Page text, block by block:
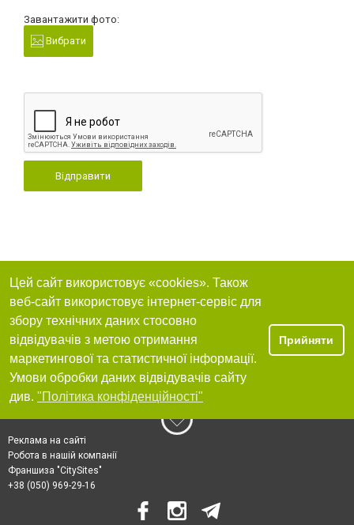
Завантажити фото:
Вибрати
Відправити
Цей сайт використовує «cookies». Також
веб-сайт використовує інтернет-сервіс для
збору технічних даних стосовно
відвідувачів з метою отримання
маркетингової та статистичної інформації.
Умови обробки даних відвідувачів сайту
див. "Політика конфіденційності"
Прийняти
Реклама на сайті
Робота в нашій компанії
Франшиза "CitySites"
+38 (050) 969-29-16